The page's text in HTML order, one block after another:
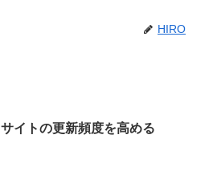
HIRO
サイトの更新頻度を高める